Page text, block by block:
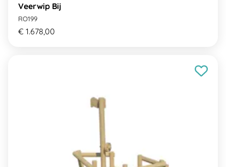
Veerwip Bij
RO199
€ 1.678,00